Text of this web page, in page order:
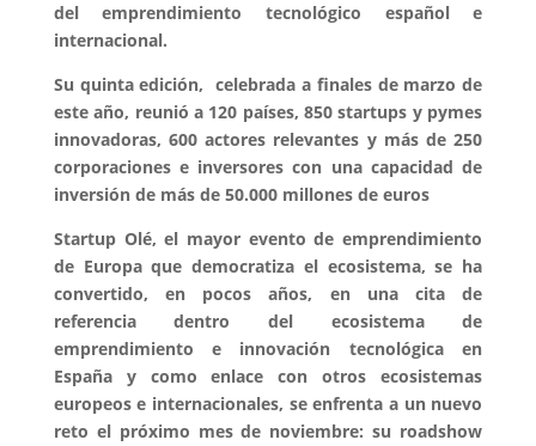
del emprendimiento tecnológico español e
internacional.
Su quinta edición, celebrada a finales de marzo de
este año, reunió a 120 países, 850 startups y pymes
innovadoras, 600 actores relevantes y más de 250
corporaciones e inversores con una capacidad de
inversión de más de 50.000 millones de euros
Startup Olé, el mayor evento de emprendimiento
de Europa que democratiza el ecosistema, se ha
convertido, en pocos años, en una cita de
referencia dentro del ecosistema de
emprendimiento e innovación tecnológica en
España y como enlace con otros ecosistemas
europeos e internacionales, se enfrenta a un nuevo
reto el próximo mes de noviembre: su roadshow